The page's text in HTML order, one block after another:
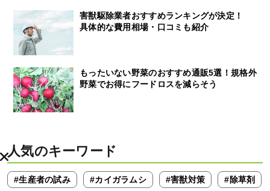
害獣駆除業者おすすめランキングが決定！
具体的な費用相場・口コミも紹介
もったいない野菜のおすすめ通販5選！規格外
野菜でお得にフードロスを減らそう
人気のキーワード
#生産者の試み #カイガラムシ #害獣対策 #除草剤